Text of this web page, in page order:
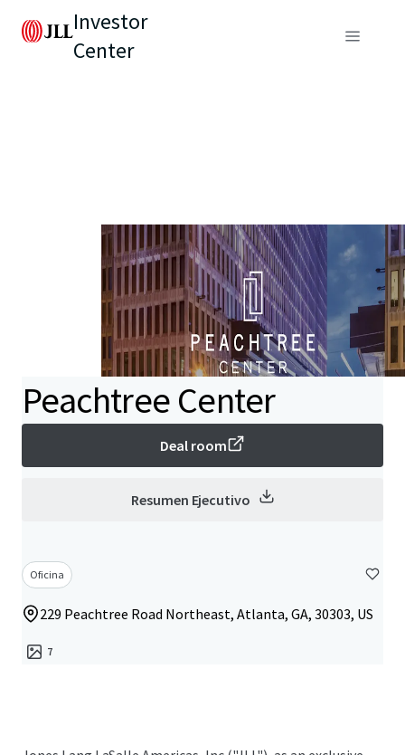
Investor
Center
Peachtree Center
Deal room
Resumen Ejecutivo
Oficina
229 Peachtree Road Northeast, Atlanta, GA, 30303, US
7